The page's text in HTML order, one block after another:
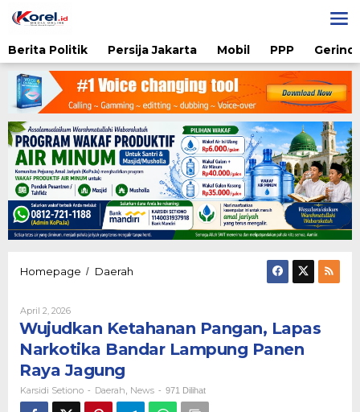
ke
Berita Politik
Persija Jakarta Mobil PPP
Homepage / Daerah
Narkotika
Bandar
Lampung
Raya
Jagung
April 2, 2026Oleh
Karsidi
Setiono
Wujudkan Ketahanan Pangan, Lapas
Narkotika Bandar Lampung Panen
Raya Jagung
Karsidi Setiono - Daerah News - 971 Dilihat